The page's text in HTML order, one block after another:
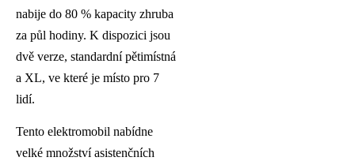
nabije do 80 % kapacity zhruba
za půl hodiny. K dispozici jsou
dvě verze, standardní pětimístná
a XL, ve které je místo pro 7
lidí.
Tento elektromobil nabídne
velké množství asistenčních